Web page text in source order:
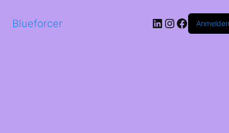
Blueforcer LinkedIn
Instagram
Anmelden